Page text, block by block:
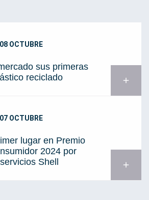
08 OCTUBRE
sus primeras
reciclado
add
07 OCTUBRE
lugar en Premio
2024 por
Shell
add